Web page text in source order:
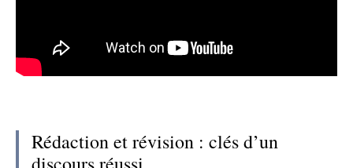
Rédaction et révision : clés d’un